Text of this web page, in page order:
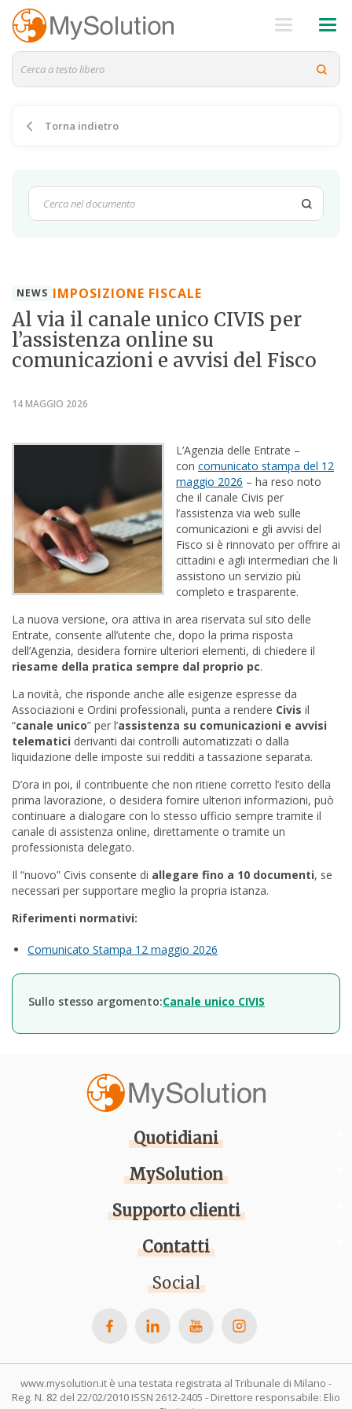
Torna indietro
NEWS IMPOSIZIONE FISCALE
Al via il canale unico CIVIS per
l’assistenza online su
comunicazioni e avvisi del Fisco
14 MAGGIO 2026
L’Agenzia delle Entrate –
con comunicato stampa del 12
maggio 2026 – ha reso noto
che il canale Civis per
l’assistenza via web sulle
comunicazioni e gli avvisi del
Fisco si è rinnovato per offrire ai
cittadini e agli intermediari che li
assistono un servizio più
completo e trasparente.
La nuova versione, ora attiva in area riservata sul sito delle
Entrate, consente all’utente che, dopo la prima risposta
dell’Agenzia, desidera fornire ulteriori elementi, di chiedere il
riesame della pratica sempre dal proprio pc.
La novità, che risponde anche alle esigenze espresse da
Associazioni e Ordini professionali, punta a rendere Civis il
“canale unico” per l’assistenza su comunicazioni e avvisi
telematici derivanti dai controlli automatizzati o dalla
liquidazione delle imposte sui redditi a tassazione separata.
D’ora in poi, il contribuente che non ritiene corretto l’esito della
prima lavorazione, o desidera fornire ulteriori informazioni, può
continuare a dialogare con lo stesso ufficio sempre tramite il
canale di assistenza online, direttamente o tramite un
professionista delegato.
Il “nuovo” Civis consente di allegare fino a 10 documenti, se
necessari per supportare meglio la propria istanza.
Riferimenti normativi:
Comunicato Stampa 12 maggio 2026
Sullo stesso argomento:Canale unico CIVIS
Quotidiani
MySolution
Supporto clienti
Contatti
Social
www.mysolution.it è una testata registrata al Tribunale di Milano -
Reg. N. 82 del 22/02/2010 ISSN 2612-2405 - Direttore responsabile: Elio